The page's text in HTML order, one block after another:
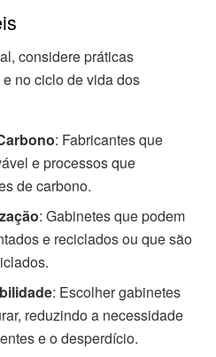
considere práticas
no ciclo de vida dos
: Fabricantes que
e processos que
de carbono.
: Gabinetes que podem
e reciclados ou que são
: Escolher gabinetes
reduzindo a necessidade
e o desperdício.